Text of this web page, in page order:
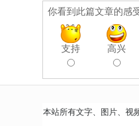
你看到此篇文章的感
支持 高兴
本站所有文字、图片、视